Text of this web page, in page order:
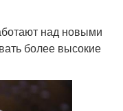
над новыми
более высокие